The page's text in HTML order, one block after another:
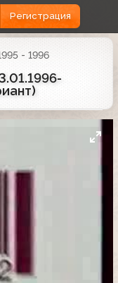
Регистрация
- 1996